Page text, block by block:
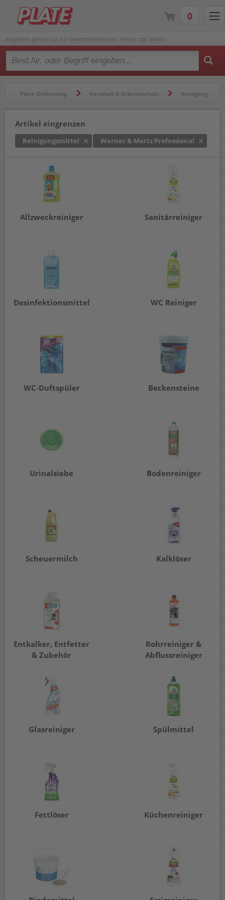
Angebote gelten nur für Gewerbetreibende. Preise zzgl. MwSt.
Type 2 or more characters for results.
Plate Onlineshop Haushalt & Arbeitsschutz Reinigung
Artikel eingrenzen
Reinigungsmittel Werner & Mertz Professional
Allzweckreiniger Sanitärreiniger
Desinfektionsmittel WC Reiniger
WC-Duftspüler Beckensteine
Urinalsiebe Bodenreiniger
Scheuermilch Kalklöser
Entkalker, Entfetter
& Zubehör
Rohrreiniger &
Abflussreiniger
Glasreiniger Spülmittel
Fettlöser Küchenreiniger
0